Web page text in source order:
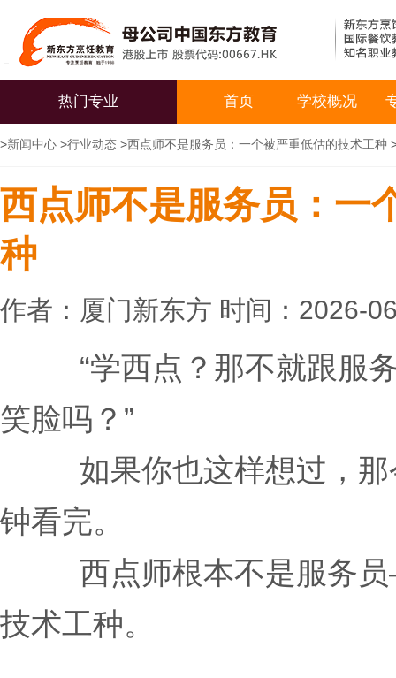
热门专业 首页 学校概况
>新闻中心 >行业动态 >西点师不是服务员：一个被严重低估的技术工种
西点师不是服务员：一
种
作者：厦门新东方 时间：2026-
“学西点？那不就跟服务
笑脸吗？”
如果你也这样想过，
钟看完。
西点师根本不是服务
技术工种。